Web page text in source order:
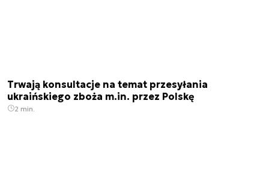
Trwają konsultacje na temat przesyłania
ukraińskiego zboża m.in. przez Polskę
2 min.